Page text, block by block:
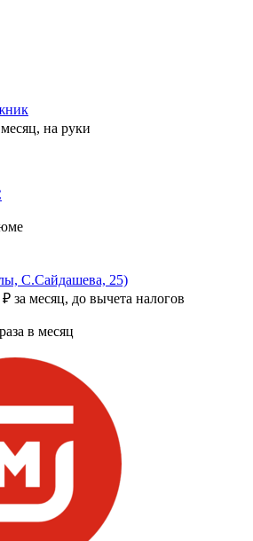
на руки
С.Сайдашева, 25)
₽ за месяц, до вычета налогов
в месяц